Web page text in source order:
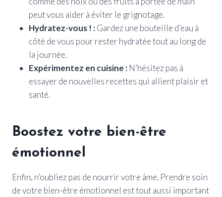
peut vous aider à éviter le grignotage.
Hydratez-vous ! :Gardez une bouteille d’eau à
côté de vous pour rester hydratée tout au long de
la journée.
Expérimentez en cuisine : N’hésitez pas à
essayer de nouvelles recettes qui allient plaisir et
santé.
Boostez votre bien-être
émotionnel
Enfin, n’oubliez pas de nourrir votre âme. Prendre soin
de votre bien-être émotionnel est tout aussi important